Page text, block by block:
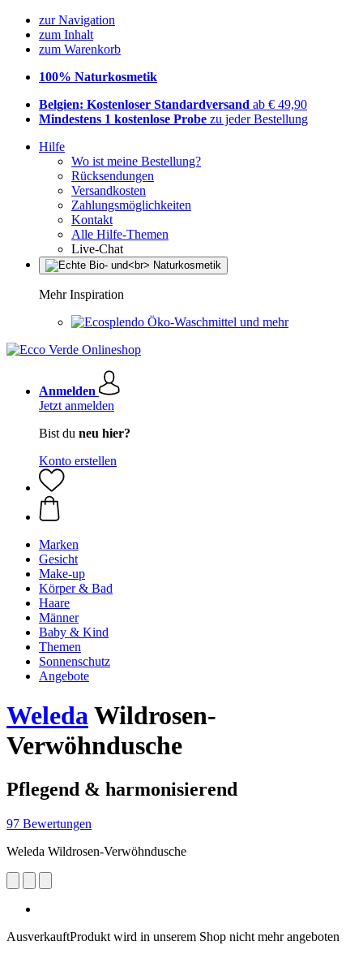
zur Navigation
zum Inhalt
zum Warenkorb
100% Naturkosmetik
Belgien: Kostenloser Standardversand ab € 49,90
Mindestens 1 kostenlose Probe zu jeder Bestellung
Hilfe
Wo ist meine Bestellung?
Rücksendungen
Versandkosten
Zahlungsmöglichkeiten
Kontakt
Alle Hilfe-Themen
Live-Chat
Mehr Inspiration
Öko-Waschmittel und mehr
Anmelden
Jetzt anmelden
Bist du neu hier?
Konto erstellen
Marken
Gesicht
Make-up
Körper & Bad
Haare
Männer
Baby & Kind
Themen
Sonnenschutz
Angebote
WeledaWildrosen-
Verwöhndusche
Pflegend & harmonisierend
97 Bewertungen
Weleda Wildrosen-Verwöhndusche
AusverkauftProdukt wird in unserem Shop nicht mehr angeboten